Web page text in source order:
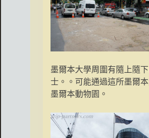
墨爾本大學周圍有隨上隨
士。。可能通過這所墨爾
墨爾本動物園。